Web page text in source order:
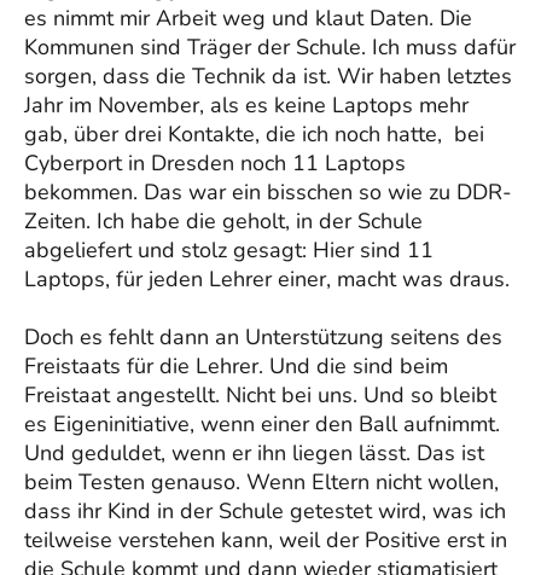
es nimmt mir Arbeit weg und klaut Daten. Die
Kommunen sind Träger der Schule. Ich muss dafür
sorgen, dass die Technik da ist. Wir haben letztes
Jahr im November, als es keine Laptops mehr
gab, über drei Kontakte, die ich noch hatte, bei
Cyberport in Dresden noch 11 Laptops
bekommen. Das war ein bisschen so wie zu DDR-
Zeiten. Ich habe die geholt, in der Schule
abgeliefert und stolz gesagt: Hier sind 11
Laptops, für jeden Lehrer einer, macht was draus.
Doch es fehlt dann an Unterstützung seitens des
Freistaats für die Lehrer. Und die sind beim
Freistaat angestellt. Nicht bei uns. Und so bleibt
es Eigeninitiative, wenn einer den Ball aufnimmt.
Und geduldet, wenn er ihn liegen lässt. Das ist
beim Testen genauso. Wenn Eltern nicht wollen,
dass ihr Kind in der Schule getestet wird, was ich
teilweise verstehen kann, weil der Positive erst in
die Schule kommt und dann wieder stigmatisiert